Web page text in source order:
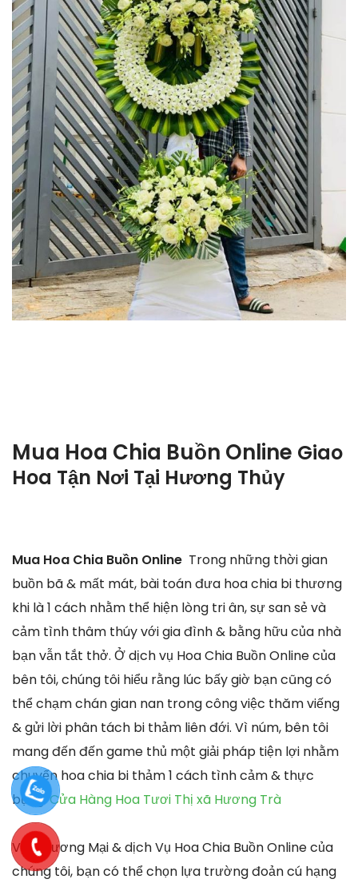
Mua Hoa Chia Buồn Online Giao
Hoa Tận Nơi Tại Hương Thủy
Mua Hoa Chia Buồn Online Trong những thời gian
buồn bã & mất mát, bài toán đưa hoa chia bi thương
khi là 1 cách nhằm thể hiện lòng tri ân, sự san sẻ và
cảm tình thâm thúy với gia đình & bằng hữu của nhà
bạn vẫn tắt thở. Ở dịch vụ Hoa Chia Buồn Online của
bên tôi, chúng tôi hiểu rằng lúc bấy giờ bạn cũng có
thể chạm chán gian nan trong công việc thăm viếng
& gửi lời phân tách bi thảm liên đới. Vì núm, bên tôi
mang đến đến game thủ một giải pháp tiện lợi nhằm
chuyển hoa chia bi thảm 1 cách tình cảm & thực
bụng.Cửa Hàng Hoa Tươi Thị xã Hương Trà
Với Thương Mại & dịch Vụ Hoa Chia Buồn Online của
chúng tôi, bạn có thể chọn lựa trường đoản cú hạng